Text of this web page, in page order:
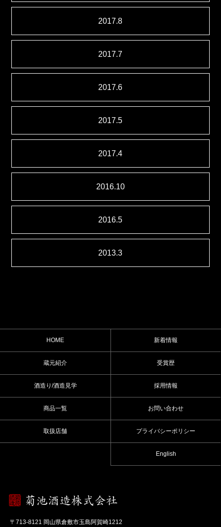
2017.8
2017.7
2017.6
2017.5
2017.4
2016.10
2016.5
2013.3
HOME
蔵元紹介
酒造り/酒造見学
商品一覧
取扱店舗
新着情報
受賞歴
採用情報
お問い合わせ
プライバシーポリシー
English
〒713-8121 岡山県倉敷市玉島阿賀崎1212